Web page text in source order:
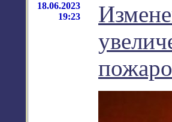
18.06.2023
19:23